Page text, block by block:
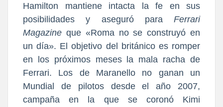
Hamilton mantiene intacta la fe en sus
posibilidades y aseguró para
Ferrari
Magazine que «Roma no se construyó en
un día». El objetivo del británico es romper
en los próximos meses la mala racha de
Ferrari. Los de Maranello
no ganan un
Mundial de pilotos desde el año 2007,
campaña en la que se coronó Kimi